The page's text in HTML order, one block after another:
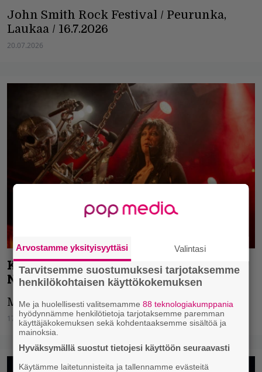
John Smith Rock Festival / Peurunka,
Laukaa / 16.7.2026
20.07.2026
Kuopiorock tiedottaa: W.A.S.P. perui,
Nylon Beat tilalle
Myös H.E.A.T. on lisätty ohjelmistoon.
17.07.2026 Vesa Siltanen
Arvostamme yksityisyyttäsi Valintasi
Tarvitsemme suostumuksesi tarjotaksemme
henkilökohtaisen käyttökokemuksen
Me ja huolellisesti valitsemamme88 teknologiakumppania
hyödynnämme henkilötietoja tarjotaksemme paremman
käyttäjäkokemuksen sekä kohdentaaksemme sisältöä ja
mainoksia.
Hyväksymällä suostut tietojesi käyttöön seuraavasti
Käytämme laitetunnisteita ja tallennamme evästeitä